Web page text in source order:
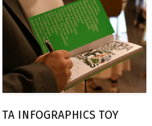
TΑ INFOGRAPHICS ΤΟΥ